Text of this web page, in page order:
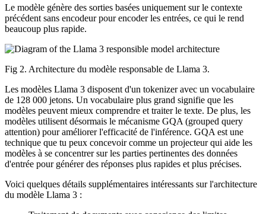
Le modèle génère des sorties basées uniquement sur le contexte
précédent sans encodeur pour encoder les entrées, ce qui le rend
beaucoup plus rapide.
Fig 2. Architecture du modèle responsable de Llama 3.
Les modèles Llama 3 disposent d'un tokenizer avec un vocabulaire
de 128 000 jetons. Un vocabulaire plus grand signifie que les
modèles peuvent mieux comprendre et traiter le texte. De plus, les
modèles utilisent désormais le mécanisme GQA (grouped query
attention) pour améliorer l'efficacité de l'inférence. GQA est une
technique que tu peux concevoir comme un projecteur qui aide les
modèles à se concentrer sur les parties pertinentes des données
d'entrée pour générer des réponses plus rapides et plus précises.
Voici quelques détails supplémentaires intéressants sur l'architecture
du modèle Llama 3 :